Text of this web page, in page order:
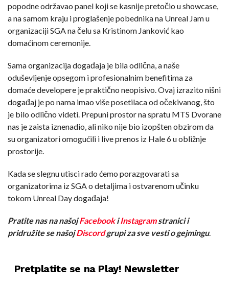
popodne održavao panel koji se kasnije pretočio u showcase,
a na samom kraju i proglašenje pobednika na Unreal Jam u
organizaciji SGA na čelu sa Kristinom Janković kao
domaćinom ceremonije.
Sama organizacija događaja je bila odlična, a naše
oduševljenje opsegom i profesionalnim benefitima za
domaće developere je praktično neopisivo. Ovaj izrazito nišni
događaj je po nama imao više posetilaca od očekivanog, što
je bilo odlično videti. Prepuni prostor na spratu MTS Dvorane
nas je zaista iznenadio, ali niko nije bio izopšten obzirom da
su organizatori omogućili i live prenos iz Hale 6 u obližnje
prostorije.
Kada se slegnu utisci rado ćemo porazgovarati sa
organizatorima iz SGA o detaljima i ostvarenom učinku
tokom Unreal Day događaja!
Pratite nas na našojFacebookiInstagramstranici i
pridružite se našojDiscordgrupi za sve vesti o gejmingu.
Pretplatite se na Play! Newsletter